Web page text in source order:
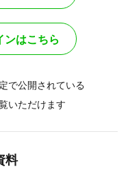
ンはこちら
で公開されている
いただけます
料